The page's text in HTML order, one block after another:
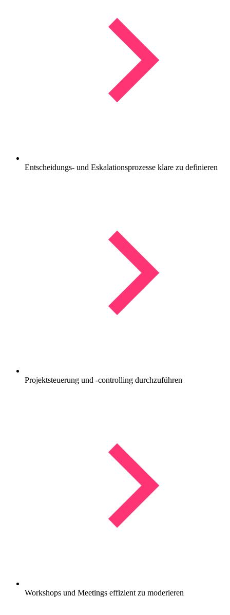
Entscheidungs- und Eskalationsprozesse klare zu definieren
Projektsteuerung und -controlling durchzuführen
Workshops und Meetings effizient zu moderieren